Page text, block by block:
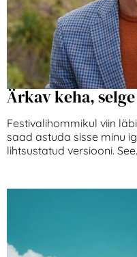
Ärkav keha,
Festivalihommikul viin
saad astuda sisse minu
lihtsustatud versiooni.